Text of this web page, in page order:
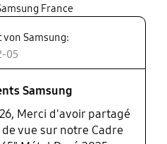
France
Samsung:
05
Samsung
Merci d'avoir partagé
vue sur notre Cadre